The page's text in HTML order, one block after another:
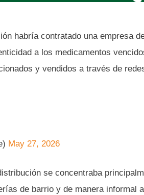
habría contratado una empresa
a los medicamentos
y vendidos a través de
May 27, 2026
se concentraba
de barrio y de manera informal